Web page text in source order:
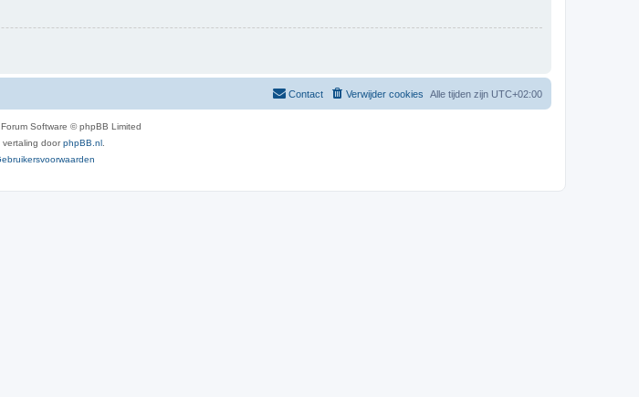
Alle tijden zijn UTC+02:00
Verwijder cookies
Contact
Software © phpBB Limited
vertaling doorphpBB.nl.